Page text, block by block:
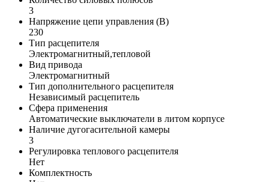
3
Напряжение цепи управления (В)
230
Тип расцепителя
Электромагнитный,тепловой
Вид привода
Электромагнитный
Тип дополнительного расцепителя
Независимый расцепитель
Сфера применения
Автоматические выключатели в литом корпусе
Наличие дугогасительной камеры
3
Регулировка теплового расцепителя
Нет
Комплектность